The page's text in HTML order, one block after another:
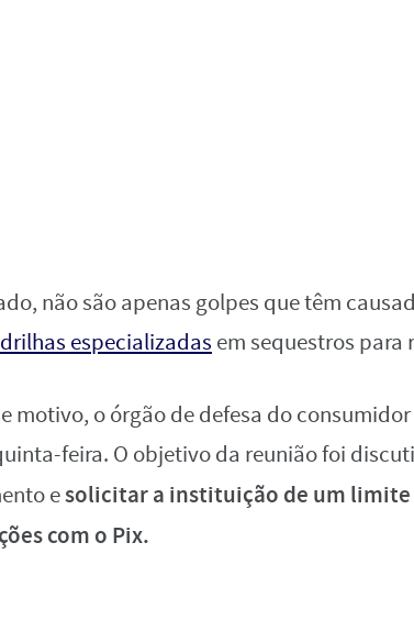
não são apenas golpes que têm
especializadas em sequestros
motivo, o órgão de defesa do
feira. O objetivo da reunião foi
esolicitar a instituição de um limite
com o Pix.